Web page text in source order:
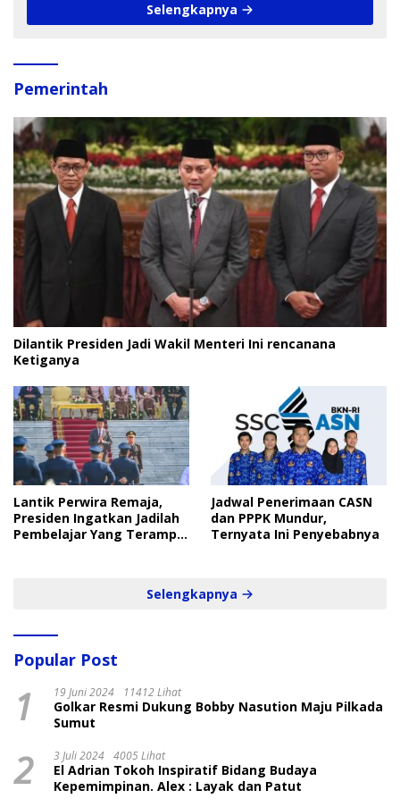
Selengkapnya
Pemerintah
Dilantik Presiden Jadi Wakil Menteri Ini rencanana
Ketiganya
Lantik Perwira Remaja,
Presiden Ingatkan Jadilah
Pembelajar Yang Terampil
Jadwal Penerimaan CASN
dan PPPK Mundur,
Ternyata Ini Penyebabnya
Selengkapnya
Popular Post
1 19 Juni 2024 11412 Lihat
Golkar Resmi Dukung Bobby Nasution Maju Pilkada
Sumut
2 3 Juli 2024 4005 Lihat
El Adrian Tokoh Inspiratif Bidang Budaya
Kepemimpinan. Alex : Layak dan Patut